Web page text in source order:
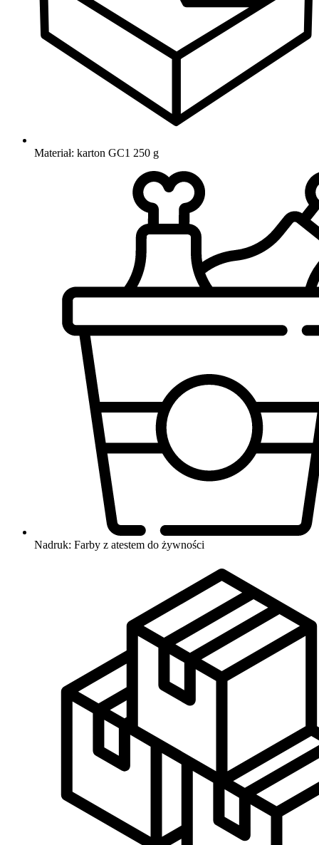
Materiał: karton GC1 250 g
Nadruk: Farby z atestem do żywności